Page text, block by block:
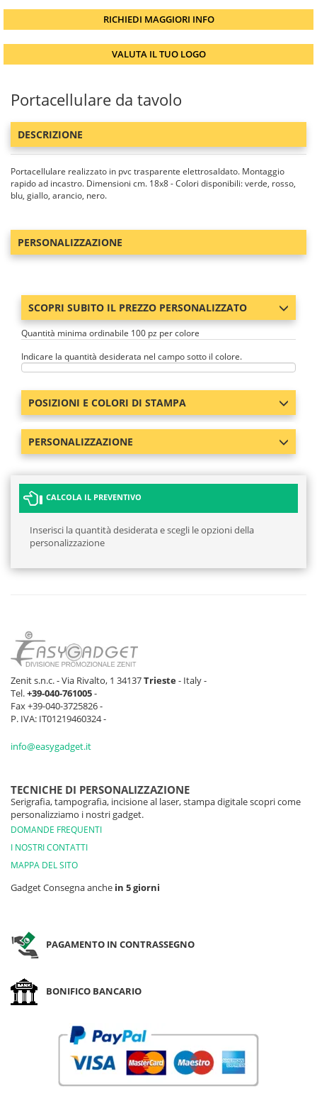
RICHIEDI MAGGIORI INFO
VALUTA IL TUO LOGO
Portacellulare da tavolo
DESCRIZIONE
Portacellulare realizzato in pvc trasparente elettrosaldato. Montaggio
rapido ad incastro. Dimensioni cm. 18x8 - Colori disponibili: verde, rosso,
blu, giallo, arancio, nero.
PERSONALIZZAZIONE
SCOPRI SUBITO IL PREZZO PERSONALIZZATO
Quantità minima ordinabile 100 pz per colore
Indicare la quantità desiderata nel campo sotto il colore.
POSIZIONI E COLORI DI STAMPA
PERSONALIZZAZIONE
CALCOLA IL PREVENTIVO
Inserisci la quantità desiderata e scegli le opzioni della
personalizzazione
Zenit s.n.c. - Via Rivalto, 1 34137Trieste- Italy -
Tel.+39-040-761005-
Fax +39-040-3725826 -
P. IVA: IT01219460324 -
info@easygadget.it
TECNICHE DI PERSONALIZZAZIONE
Serigrafia, tampografia, incisione al laser, stampa digitale scopri come
personalizziamo i nostri gadget.
DOMANDE FREQUENTI
I NOSTRI CONTATTI
MAPPA DEL SITO
Gadget Consegna anche in 5 giorni
PAGAMENTO IN CONTRASSEGNO
BONIFICO BANCARIO